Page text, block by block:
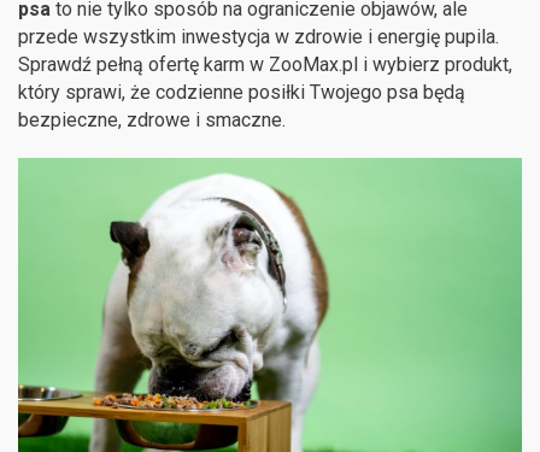
psa to nie tylko sposób na ograniczenie objawów, ale
przede wszystkim inwestycja w zdrowie i energię pupila.
Sprawdź pełną ofertę karm w ZooMax.pl i wybierz produkt,
który sprawi, że codzienne posiłki Twojego psa będą
bezpieczne, zdrowe i smaczne.